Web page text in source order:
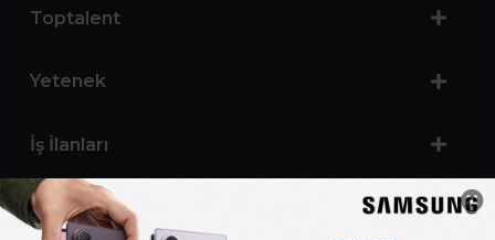
Toptalent
Yetenek
İş İlanları
Sertifika Programları